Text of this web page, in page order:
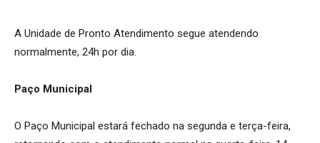
A Unidade de Pronto Atendimento segue atendendo
normalmente, 24h por dia.
Paço Municipal
O Paço Municipal estará fechado na segunda e terça-feira,